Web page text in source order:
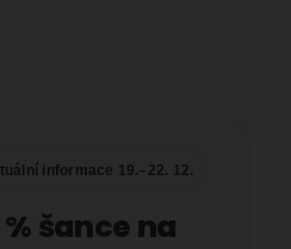
informace 19.–22. 12.
šance na